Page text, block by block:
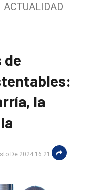
ACTUALIDAD
de
la
De 2024 16:21